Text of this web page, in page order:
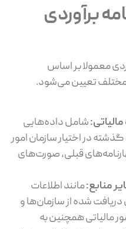
برآوردی
معمولا بر اساس
مختلف تعیین می‌شود.
شامل داده‌هایی
در اختیار سازمان امور
قبلی، صورت‌های
منابع:مانند اطلاعات
‌شده از سازمان‌ها و
مالیاتی همچنین به